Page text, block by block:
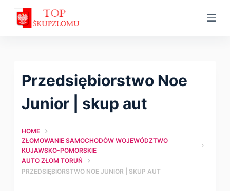
Przedsiębiorstwo Noe
Junior | skup aut
HOME
ZŁOMOWANIE SAMOCHODÓW WOJEWÓDZTWO
KUJAWSKO-POMORSKIE
AUTO ZŁOM TORUŃ
PRZEDSIĘBIORSTWO NOE JUNIOR | SKUP AUT